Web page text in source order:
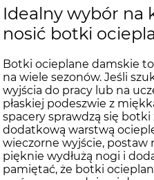
Idealny wybór na
nosić botki
Botki ocieplane damskie
na wiele sezonów. Jeśli
wyjścia do pracy lub na
płaskiej podeszwie z
spacery sprawdzą się botki
dodatkową warstwą
wieczorne wyjście, postaw
pięknie wydłużą nogi i
pamiętać, że botki